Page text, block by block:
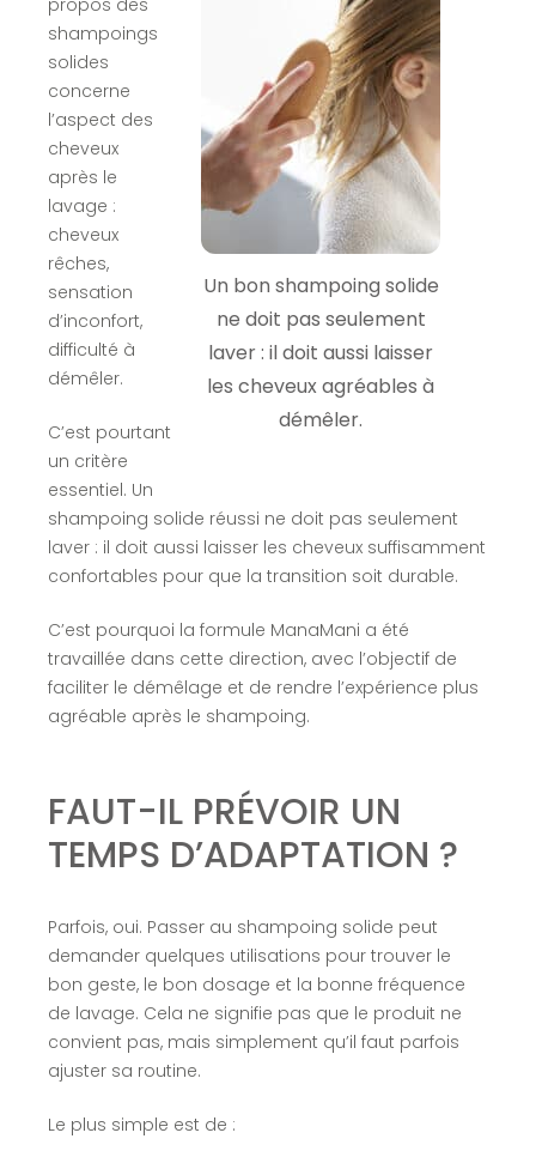
Un bon shampoing solide
ne doit pas seulement
laver : il doit aussi laisser
les cheveux agréables à
démêler.
shampoings
solides
concerne
l’aspect des
cheveux
après le
lavage :
cheveux
rêches,
sensation
d’inconfort,
difficulté à
démêler.
C’est pourtant
un critère
essentiel. Un
shampoing solide réussi ne doit pas seulement
laver : il doit aussi laisser les cheveux suffisamment
confortables pour que la transition soit durable.
C’est pourquoi la formule ManaMani a été
travaillée dans cette direction, avec l’objectif de
faciliter le démêlage et de rendre l’expérience plus
agréable après le shampoing.
FAUT-IL PRÉVOIR UN
TEMPS D’ADAPTATION ?
Parfois, oui. Passer au shampoing solide peut
demander quelques utilisations pour trouver le
bon geste, le bon dosage et la bonne fréquence
de lavage. Cela ne signifie pas que le produit ne
convient pas, mais simplement qu’il faut parfois
ajuster sa routine.
Le plus simple est de :